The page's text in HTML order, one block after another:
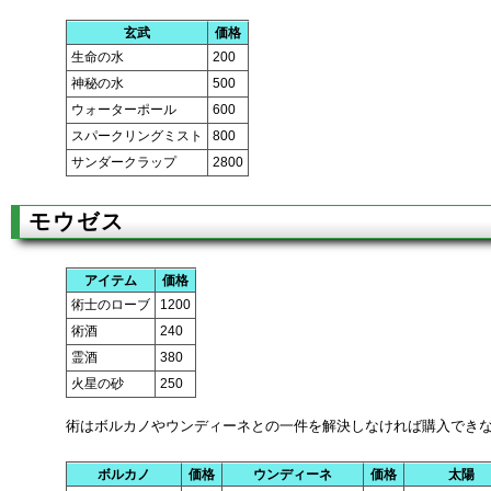
玄武
価格
生命の水
200
神秘の水
500
ウォーターポール
600
スパークリングミスト
800
サンダークラップ
2800
モウゼス
アイテム
価格
術士のローブ
1200
術酒
240
霊酒
380
火星の砂
250
術はボルカノやウンディーネとの一件を解決しなければ購入できな
ボルカノ 価格 ウンディーネ 価格 太陽